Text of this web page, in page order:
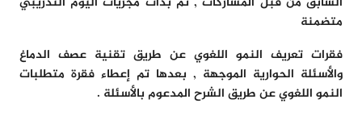
متضمنة
فقرات تعريف النمو اللغوي عن طريق تقنية عصف الدماغ
والأسئلة الحوارية الموجهة , بعدها تم إعطاء فقرة متطلبات
النمو اللغوي عن طريق الشرح المدعوم بالأسئلة .